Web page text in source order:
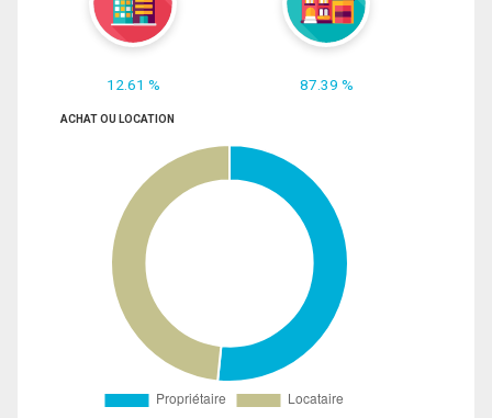
12.61 % 87.39 %
ACHAT OU LOCATION